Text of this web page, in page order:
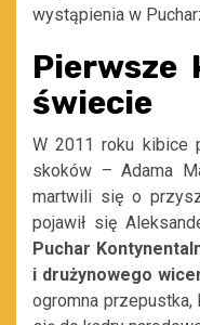
wystąpienia w
Pierwsze
świecie
W 2011 roku kibice
skoków – Adama
martwili się o
pojawił się
Puchar
i drużynowego
ogromna przepustka,